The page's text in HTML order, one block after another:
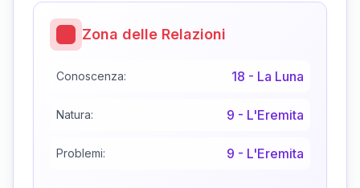
Zona delle Relazioni
Conoscenza: 18 - La Luna
Natura: 9 - L'Eremita
Problemi: 9 - L'Eremita